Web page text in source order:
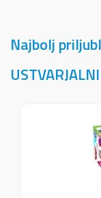
Najbolj